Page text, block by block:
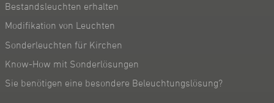
Bestandsleuchten erhalten
Modifikation von Leuchten
Sonderleuchten für Kirchen
Know-How mit Sonderlösungen
Sie benötigen eine besondere Beleuchtungslösung?